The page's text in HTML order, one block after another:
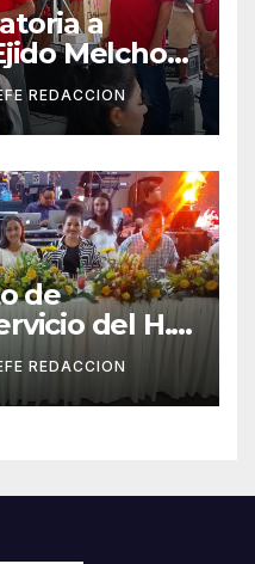
a
Melchor
Cárdenas
REDACCION
de
del H.
LZC Día del
REDACCION